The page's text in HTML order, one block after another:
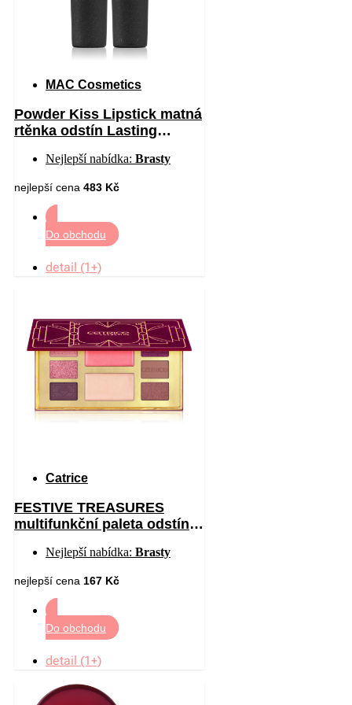
MAC Cosmetics
Powder Kiss Lipstick matná
rtěnka odstín Lasting
Nejlepší nabídka: Brasty
nejlepší cena 483 Kč
Do obchodu
detail (1+)
Catrice
FESTIVE TREASURES
multifunkční paleta odstín
Nejlepší nabídka: Brasty
nejlepší cena 167 Kč
Do obchodu
detail (1+)